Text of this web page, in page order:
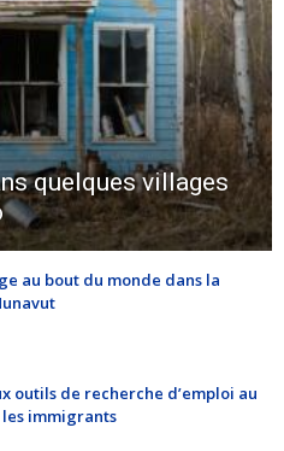
quelques villages
au bout du monde dans la
outils de recherche d’emploi au
immigrants